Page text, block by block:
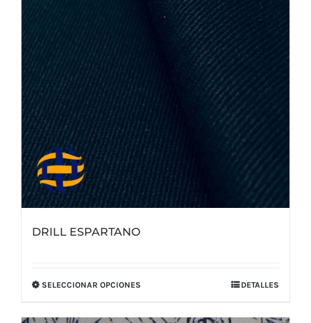
pueden
página
de
producto
DRILL ESPARTANO
SELECCIONAR OPCIONES DETALLES